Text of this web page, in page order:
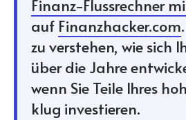
Finanz-Flussrechner
auf Finanzhacker.com
zu verstehen, wie sich
über die Jahre
wenn Sie Teile Ihres
klug investieren.